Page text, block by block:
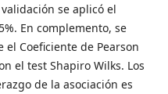
se aplicó el
En complemento, se
Coeficiente de Pearson
el test Shapiro Wilks. Los
de la asociación es